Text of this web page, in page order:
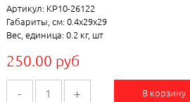
Артикул: КР10-26122
Габариты, см: 0.4x29x29
Вес, единица: 0.2 кг, шт
250.00 руб
- + В корзину